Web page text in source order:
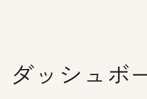
ダッシュボ